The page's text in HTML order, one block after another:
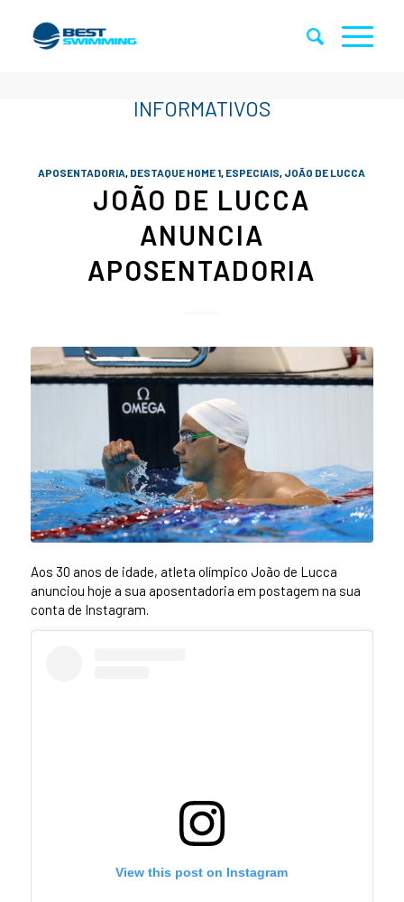
APOSENTADORIA, DESTAQUE HOME 1, ESPECIAIS, JOÃO DE LUCCA
JOÃO DE LUCCA
ANUNCIA
APOSENTADORIA
Aos 30 anos de idade, atleta olímpico João de Lucca
anunciou hoje a sua aposentadoria em postagem na sua
conta de Instagram.
View this post on Instagram